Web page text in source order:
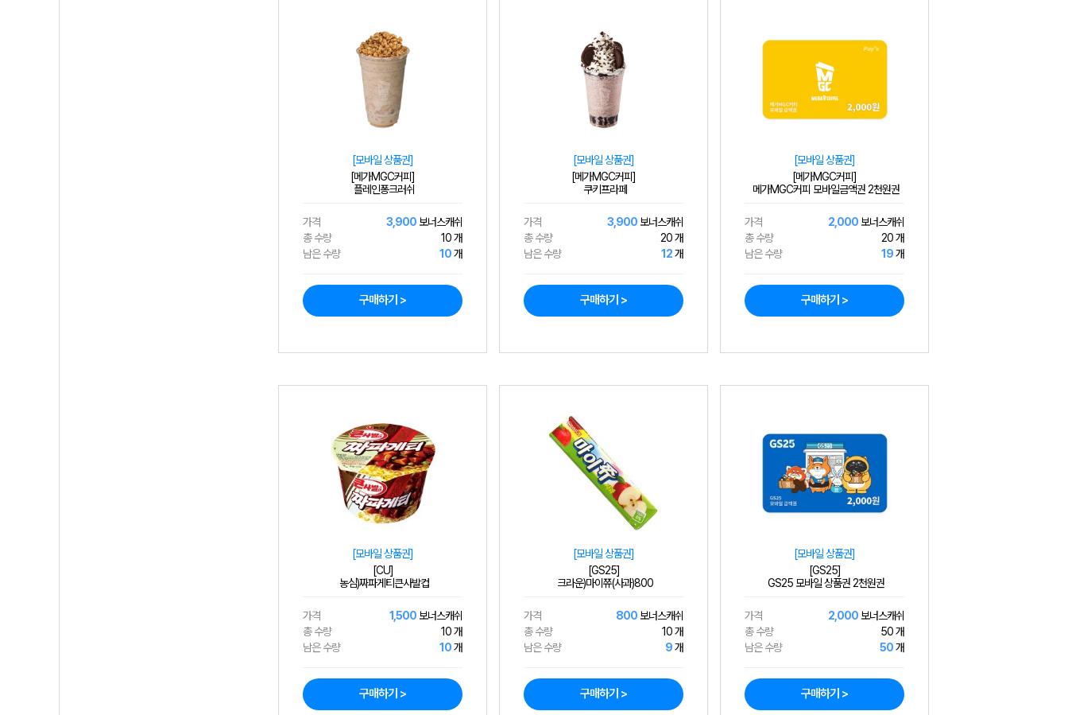
[모바일 상품권]
[메가MGC커피]
플레인퐁크러쉬
가격 3,900 보너스캐쉬
총 수량
10 개
남은 수량
10개
구매하기 >
[모바일 상품권]
[메가MGC커피]
쿠키프라페
가격 3,900 보너스캐쉬
총 수량
20 개
남은 수량
12개
구매하기 >
[모바일 상품권]
[메가MGC커피]
메가MGC커피 모바일금액권 2천원권
가격 2,000 보너스캐쉬
총 수량
20 개
남은 수량
19개
구매하기 >
[모바일 상품권]
[CU]
농심)짜파게티큰사발컵
가격 1,500 보너스캐쉬
총 수량
10 개
남은 수량
10개
구매하기 >
[모바일 상품권]
[GS25]
크라운)마이쮸(사과)800
가격 800 보너스캐쉬
총 수량
10 개
남은 수량
9개
구매하기 >
[모바일 상품권]
[GS25]
GS25 모바일 상품권 2천원권
가격 2,000 보너스캐쉬
총 수량
50 개
남은 수량
50개
구매하기 >